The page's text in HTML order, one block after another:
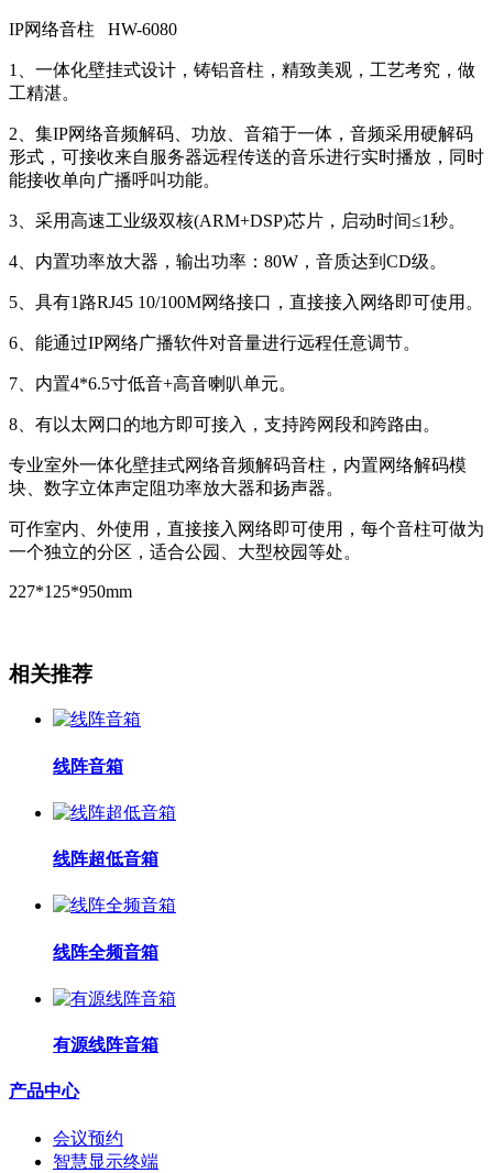
IP网络音柱 HW-6080
1、一体化壁挂式设计，铸铝音柱，精致美观，工艺考究，做
工精湛。
2、集IP网络音频解码、功放、音箱于一体，音频采用硬解码
形式，可接收来自服务器远程传送的音乐进行实时播放，同时
能接收单向广播呼叫功能。
3、采用高速工业级双核(ARM+DSP)芯片，启动时间≤1秒。
4、内置功率放大器，输出功率：80W，音质达到CD级。
5、具有1路RJ45 10/100M网络接口，直接接入网络即可使用。
6、能通过IP网络广播软件对音量进行远程任意调节。
7、内置4*6.5寸低音+高音喇叭单元。
8、有以太网口的地方即可接入，支持跨网段和跨路由。
专业室外一体化壁挂式网络音频解码音柱，内置网络解码模
块、数字立体声定阻功率放大器和扬声器。
可作室内、外使用，直接接入网络即可使用，每个音柱可做为
一个独立的分区，适合公园、大型校园等处。
227*125*950mm
相关推荐
线阵音箱
线阵超低音箱
线阵全频音箱
有源线阵音箱
产品中心
会议预约
智慧显示终端